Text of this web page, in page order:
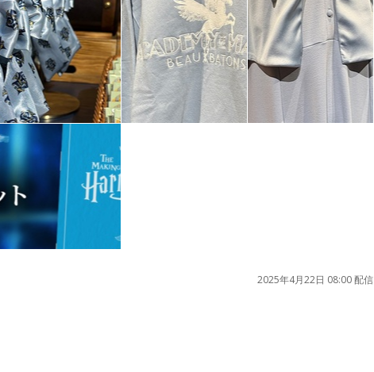
2025年4月22日 08:00 配信